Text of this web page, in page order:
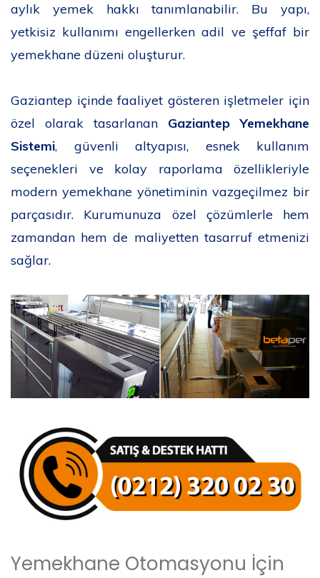
aylık yemek hakkı tanımlanabilir. Bu yapı,
yetkisiz kullanımı engellerken adil ve şeffaf bir
yemekhane düzeni oluşturur.
Gaziantep içinde faaliyet gösteren işletmeler için
özel olarak tasarlanan Gaziantep Yemekhane
Sistemi, güvenli altyapısı, esnek kullanım
seçenekleri ve kolay raporlama özellikleriyle
modern yemekhane yönetiminin vazgeçilmez bir
parçasıdır. Kurumunuza özel çözümlerle hem
zamandan hem de maliyetten tasarruf etmenizi
sağlar.
Yemekhane Otomasyonu İçin